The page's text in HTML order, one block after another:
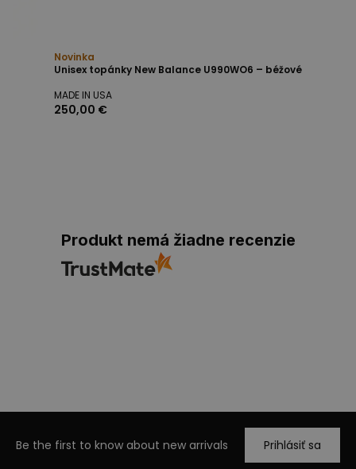
Novinka
Unisex topánky New Balance U990WO6 – béžové
MADE IN USA
250,00 €
Produkt nemá žiadne recenzie
Be the first to know about new arrivals Prihlásiť sa